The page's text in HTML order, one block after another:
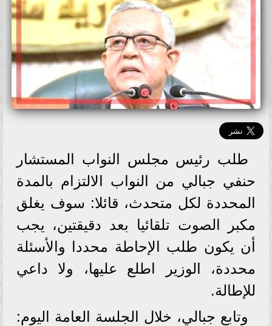
طلب رئيس مجلس النواب المستشار
حنفي جبالي من النواب الالتزام بالمدة
المحددة لكل متحدث، قائلا: سوف يغلق
مكبر الصوت تلقائيا بعد دقيقتين، يجب
أن يكون طلب الإحاطة محددا والأسئلة
محددة، الوزير اطلع عليها، ولا داعي
للإطالة.
وتابع جبالي، خلال الجلسة العامة اليوم: